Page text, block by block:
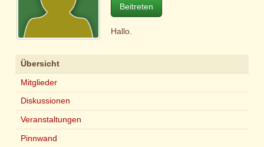
Beitreten
Hallo.
Übersicht
Mitglieder
Diskussionen
Veranstaltungen
Pinnwand